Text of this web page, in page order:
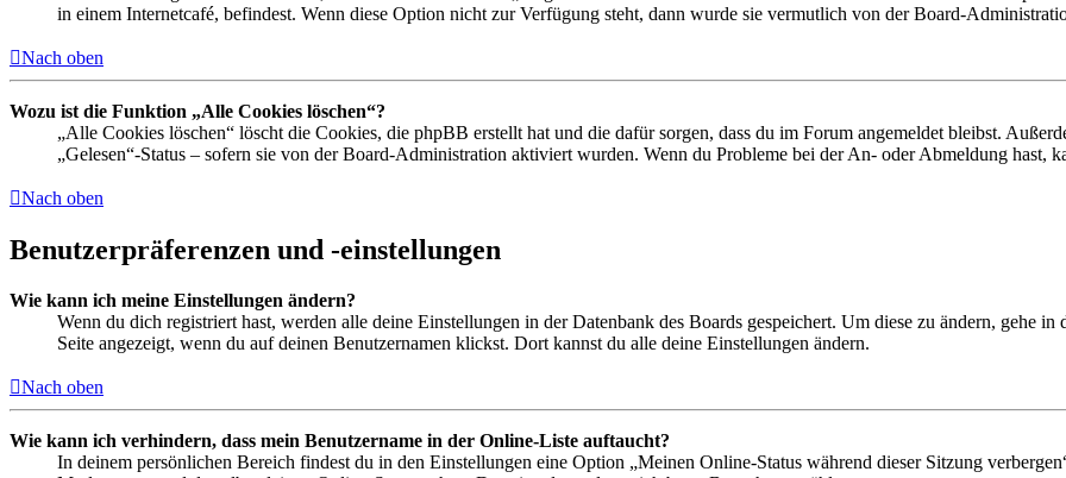
in einem Internetcafé, befindest. Wenn diese Option nicht zur Verfügung steht, dann wurde sie vermutlich von der Board-
Nach oben
Wozu ist die Funktion „Alle Cookies löschen“?
„Alle Cookies löschen“ löscht die Cookies, die phpBB erstellt hat und die dafür sorgen, dass du im Forum angemeldet bleibst.
„Gelesen“-Status – sofern sie von der Board-Administration aktiviert wurden. Wenn du Probleme bei der An- oder Abmeldung hast,
Nach oben
Benutzerpräferenzen und -einstellungen
Wie kann ich meine Einstellungen ändern?
Wenn du dich registriert hast, werden alle deine Einstellungen in der Datenbank des Boards gespeichert. Um diese zu ändern, gehe
Seite angezeigt, wenn du auf deinen Benutzernamen klickst. Dort kannst du alle deine Einstellungen ändern.
Nach oben
Wie kann ich verhindern, dass mein Benutzername in der Online-Liste auftaucht?
In deinem persönlichen Bereich findest du in den Einstellungen eine Option „Meinen Online-Status während dieser Sitzung